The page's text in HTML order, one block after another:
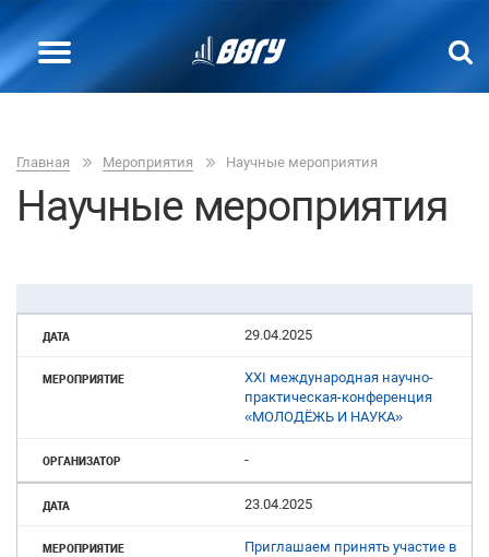
Главная Мероприятия Научные мероприятия
Научные мероприятия
29.04.2025
XXI международная научно-
практическая-конференция
«МОЛОДЁЖЬ И НАУКА»
-
23.04.2025
Приглашаем принять участие в